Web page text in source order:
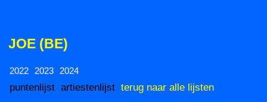
JOE (BE)
2022 2023 2024
puntenlijst artiestenlijst terug naar alle lijsten